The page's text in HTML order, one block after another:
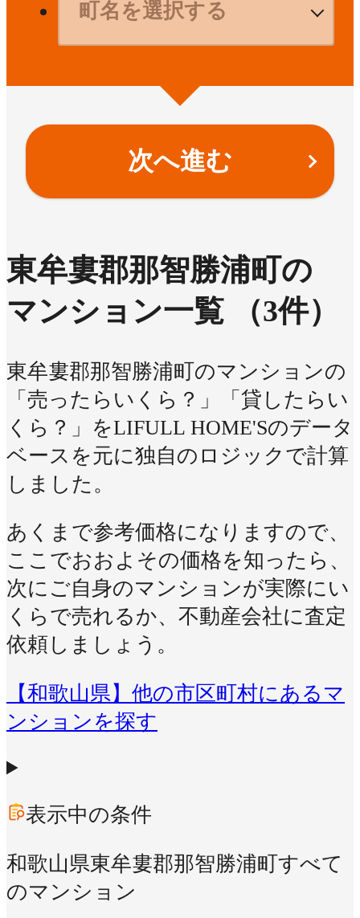
次へ進む
東牟婁郡那智勝浦町の
マンション一覧
（3件）
東牟婁郡那智勝浦町のマンションの
「売ったらいくら？」「貸したらい
くら？」をLIFULL HOME'Sのデータ
ベースを元に独自のロジックで計算
しました。
あくまで参考価格になりますので、
ここでおおよその価格を知ったら、
次にご自身のマンションが実際にい
くらで売れるか、不動産会社に査定
依頼しましょう。
【和歌山県】他の市区町村にあるマ
ンションを探す
表示中の条件
和歌山県東牟婁郡那智勝浦町すべて
のマンション